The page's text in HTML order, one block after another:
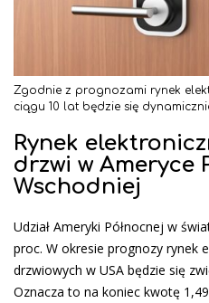
Zgodnie z prognozami rynek
ciągu 10 lat będzie się
Rynek
drzwi w Ameryce
Wschodniej
Udział Ameryki Północnej w
proc. W okresie prognozy rynek
drzwiowych w USA będzie się
Oznacza to na koniec kwotę